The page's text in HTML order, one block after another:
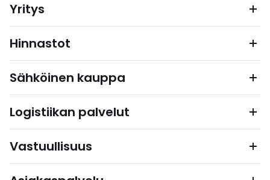
Yritys
Hinnastot
Sähköinen kauppa
Logistiikan palvelut
Vastuullisuus